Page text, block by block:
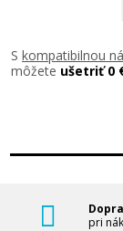
S kompatibilnou
môžete ušetriť 0
pri